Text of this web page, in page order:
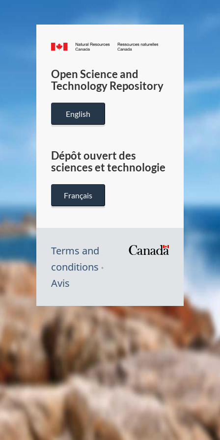
Canada.ca
/
Canada
Open Science and
Technology Repository
English
Dépôt ouvert des
sciences et technologie
Français
Terms and
conditions
Avis
Symbole
du
Canada